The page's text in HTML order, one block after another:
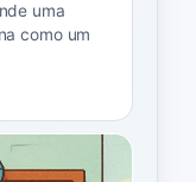
uma
como um